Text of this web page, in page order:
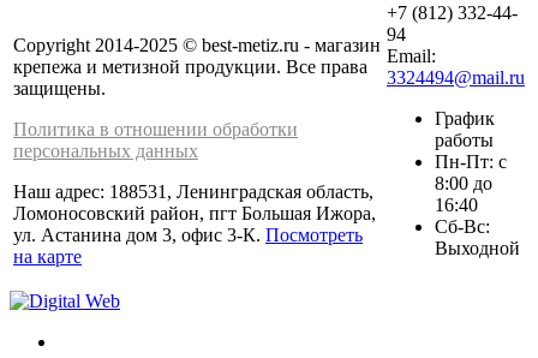
Copyright 2014-2025 © best-metiz.ru - магазин
крепежа и метизной продукции. Все права
защищены.
Политика в отношении обработки
персональных данных
Наш адрес: 188531, Ленинградская область,
Ломоносовский район, пгт Большая Ижора,
ул. Астанина дом 3, офис 3-К. Посмотреть
на карте
+7 (812) 332-44-
94
Email:
3324494@mail.ru
График
работы
Пн-Пт: с
8:00 до
16:40
Сб-Вс:
Выходной